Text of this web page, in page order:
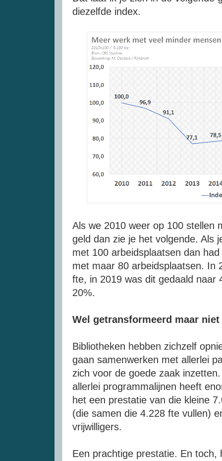
diezelfde index.
Als we 2010 weer op 100 stellen
geld dan zie je het volgende. Als
met 100 arbeidsplaatsen dan
met maar 80 arbeidsplaatsen. In
fte, in 2019 was dit gedaald naar
20%.
Wel getransformeerd maar
Bibliotheken hebben zichzelf
gaan samenwerken met allerlei
zich voor de goede zaak
allerlei programmalijnen heeft
het een prestatie van die kleine
(die samen die 4.228 fte vullen)
vrijwilligers.
Een prachtige prestatie. En